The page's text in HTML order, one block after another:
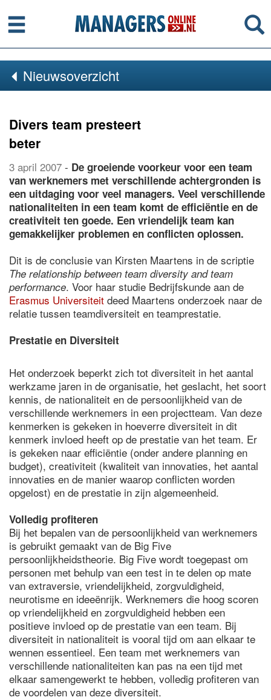
Menu
Nieuwsoverzicht
Divers team presteert
beter
3 april 2007 - De groeiende voorkeur voor een team
van werknemers met verschillende achtergronden is
een uitdaging voor veel managers. Veel verschillende
nationaliteiten in een team komt de efficiëntie en de
creativiteit ten goede. Een vriendelijk team kan
gemakkelijker problemen en conflicten oplossen.
Dit is de conclusie van Kirsten Maartens in de scriptie
The relationship between team diversity and team
performance. Voor haar studie Bedrijfskunde aan de
Erasmus Universiteit deed Maartens onderzoek naar de
relatie tussen teamdiversiteit en teamprestatie.
Prestatie en Diversiteit
Het onderzoek beperkt zich tot diversiteit in het aantal
werkzame jaren in de organisatie, het geslacht, het soort
kennis, de nationaliteit en de persoonlijkheid van de
verschillende werknemers in een projectteam. Van deze
kenmerken is gekeken in hoeverre diversiteit in dit
kenmerk invloed heeft op de prestatie van het team. Er
is gekeken naar efficiëntie (onder andere planning en
budget), creativiteit (kwaliteit van innovaties, het aantal
innovaties en de manier waarop conflicten worden
opgelost) en de prestatie in zijn algemeenheid.
Volledig profiteren
Bij het bepalen van de persoonlijkheid van werknemers
is gebruikt gemaakt van de Big Five
persoonlijkheidstheorie. Big Five wordt toegepast om
personen met behulp van een test in te delen op mate
van extraversie, vriendelijkheid, zorgvuldigheid,
neurotisme en ideeënrijk. Werknemers die hoog scoren
op vriendelijkheid en zorgvuldigheid hebben een
positieve invloed op de prestatie van een team. Bij
diversiteit in nationaliteit is vooral tijd om aan elkaar te
wennen essentieel. Een team met werknemers van
verschillende nationaliteiten kan pas na een tijd met
elkaar samengewerkt te hebben, volledig profiteren van
de voordelen van deze diversiteit.